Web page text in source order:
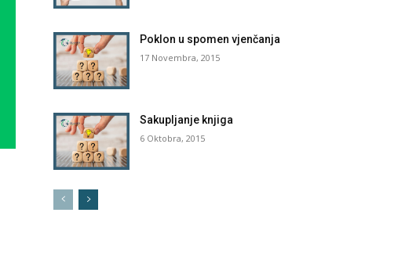
Poklon u spomen vjenčanja
17 Novembra, 2015
Sakupljanje knjiga
6 Oktobra, 2015